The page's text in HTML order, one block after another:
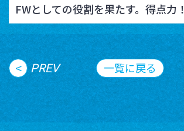
FWとしての役割を果たす。得点力！
< PREV 一覧に戻る